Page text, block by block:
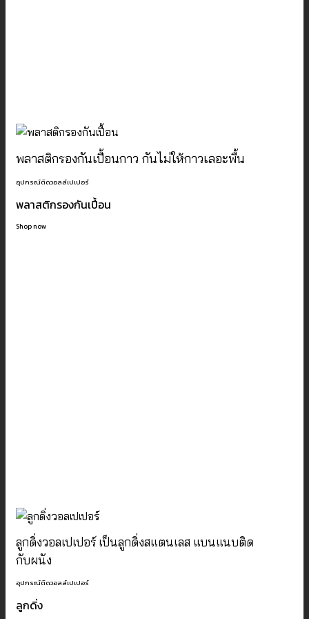
พลาสติกรองกันเปื้อนกาว กันไม่ให้กาวเลอะพื้น
อุปกรณ์ติดวอลล์เปเปอร์
พลาสติกรองกันเปื้อน
Shop now
ลูกดิ่งวอลเปเปอร์ เป็นลูกดิ่งสแตนเลส แบนแนบติด
กับผนัง
อุปกรณ์ติดวอลล์เปเปอร์
ลูกดิ่ง